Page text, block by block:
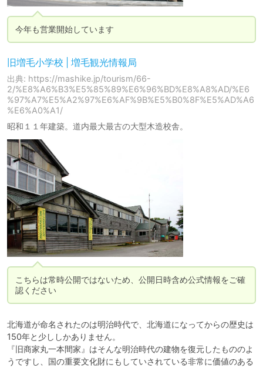
今年も営業開始しています
旧増毛小学校 | 増毛観光情報局
出典: https://mashike.jp/tourism/66-
2/%E8%A6%B3%E5%85%89%E6%96%BD%E8%A8%AD/%E6
%97%A7%E5%A2%97%E6%AF%9B%E5%B0%8F%E5%AD%A6
%E6%A0%A1/
昭和１１年建築。道内最大最古の大型木造校舎。
こちらは常時公開ではないため、公開日時含め公式情報をご確
認ください
北海道が命名されたのは明治時代で、北海道になってからの歴史は
150年と少ししかありません。
『旧商家丸一本間家』はそんな明治時代の建物を復元したもののよ
うですし、国の重要文化財にもしていされている非常に価値のある